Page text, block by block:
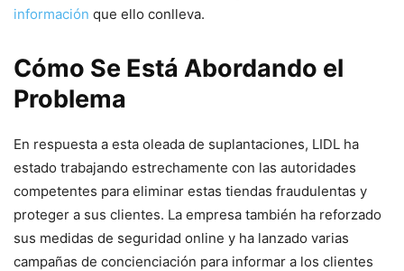
información que ello conlleva.
Cómo Se Está Abordando el
Problema
En respuesta a esta oleada de suplantaciones, LIDL ha
estado trabajando estrechamente con las autoridades
competentes para eliminar estas tiendas fraudulentas y
proteger a sus clientes. La empresa también ha reforzado
sus medidas de seguridad online y ha lanzado varias
campañas de concienciación para informar a los clientes